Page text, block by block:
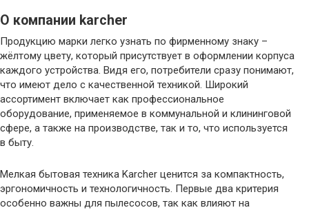
О компании karcher
Продукцию марки легко узнать по фирменному знаку –
жёлтому цвету, который присутствует в оформлении корпуса
каждого устройства. Видя его, потребители сразу понимают,
что имеют дело с качественной техникой. Широкий
ассортимент включает как профессиональное
оборудование, применяемое в коммунальной и клининговой
сфере, а также на производстве, так и то, что используется
в быту.
Мелкая бытовая техника Karcher ценится за компактность,
эргономичность и технологичность. Первые два критерия
особенно важны для пылесосов, так как влияют на